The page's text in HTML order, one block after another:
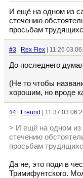
И ещё на одном из
стечению
просьбам
#3 Rex Flex | 11:26
До последнего
(Не то чтобы
хорошим, но вроде
#4 Freund | 11:37
> И ещё на одном из
стечению
просьбам
Да не, это поди в
Тримифунтского.